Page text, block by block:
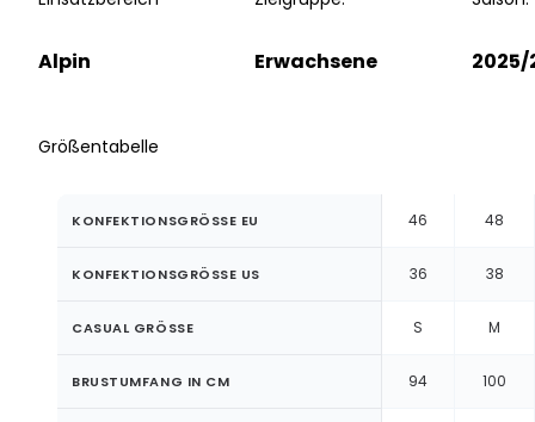
Alpin Erwachsene 2025/
Größentabelle
KONFEKTIONSGRÖSSE EU 46 48
KONFEKTIONSGRÖSSE US 36 38
CASUAL GRÖSSE S M
BRUSTUMFANG IN CM 94 100